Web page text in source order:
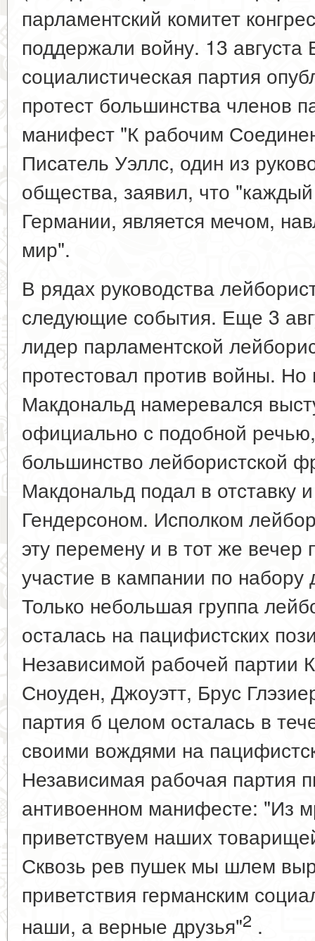
парламентский комитет
поддержали войну. 13 августа
социалистическая партия
протест большинства членов
манифест "К рабочим
Писатель Уэллс, один из
общества, заявил, что
Германии, является мечом,
мир".
В рядах руководства
следующие события. Еще 3
лидер парламентской
протестовал против войны. Но
Макдональд намеревался
официально с подобной
большинство лейбористской
Макдональд подал в отставку
Гендерсоном. Исполком
эту перемену и в тот же вечер
участие в кампании по
Только небольшая группа
осталась на пацифистских
Независимой рабочей партии
Сноуден, Джоуэтт, Брус
партия б целом осталась в
своими вождями на
Независимая рабочая партия
антивоенном манифесте: "Из
приветствуем наших
Сквозь рев пушек мы шлем
приветствия германским
наши, а верные друзья"2 .